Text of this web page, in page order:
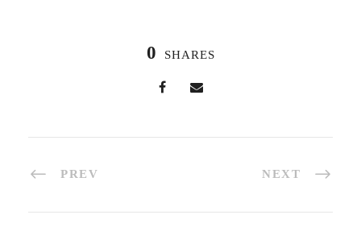
0 SHARES
PREV NEXT